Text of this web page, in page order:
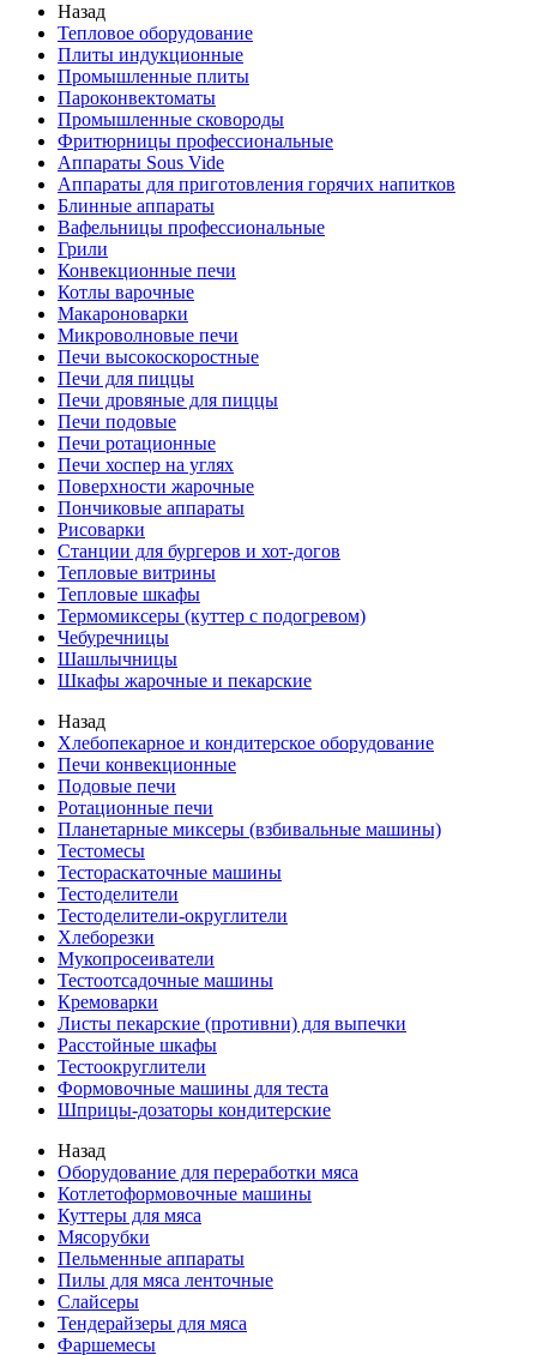
Назад
Тепловое оборудование
Плиты индукционные
Промышленные плиты
Пароконвектоматы
Промышленные сковороды
Фритюрницы профессиональные
Аппараты Sous Vide
Аппараты для приготовления горячих напитков
Блинные аппараты
Вафельницы профессиональные
Грили
Конвекционные печи
Котлы варочные
Макароноварки
Микроволновые печи
Печи высокоскоростные
Печи для пиццы
Печи дровяные для пиццы
Печи подовые
Печи ротационные
Печи хоспер на углях
Поверхности жарочные
Пончиковые аппараты
Рисоварки
Станции для бургеров и хот-догов
Тепловые витрины
Тепловые шкафы
Термомиксеры (куттер с подогревом)
Чебуречницы
Шашлычницы
Шкафы жарочные и пекарские
Назад
Хлебопекарное и кондитерское оборудование
Печи конвекционные
Подовые печи
Ротационные печи
Планетарные миксеры (взбивальные машины)
Тестомесы
Тестораскаточные машины
Тестоделители
Тестоделители-округлители
Хлеборезки
Мукопросеиватели
Тестоотсадочные машины
Кремоварки
Листы пекарские (противни) для выпечки
Расстойные шкафы
Тестоокруглители
Формовочные машины для теста
Шприцы-дозаторы кондитерские
Назад
Оборудование для переработки мяса
Котлетоформовочные машины
Куттеры для мяса
Мясорубки
Пельменные аппараты
Пилы для мяса ленточные
Слайсеры
Тендерайзеры для мяса
Фаршемесы